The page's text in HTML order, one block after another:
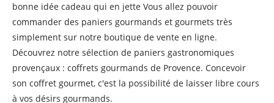
bonne idée cadeau qui en jette Vous allez pouvoir
commander des paniers gourmands et gourmets très
simplement sur notre boutique de vente en ligne.
Découvrez notre sélection de paniers gastronomiques
provençaux : coffrets gourmands de Provence. Concevoir
son coffret gourmet, c'est la possibilité de laisser libre cours
à vos désirs gourmands.